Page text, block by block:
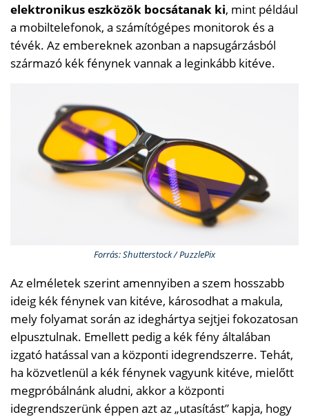
elektronikus eszközök bocsátanak ki, mint például
a mobiltelefonok, a számítógépes monitorok és a
tévék. Az embereknek azonban a napsugárzásból
származó kék fénynek vannak a leginkább kitéve.
Forrás: Shutterstock / PuzzlePix
Az elméletek szerint amennyiben a szem hosszabb
ideig kék fénynek van kitéve, károsodhat a makula,
mely folyamat során az ideghártya sejtjei fokozatosan
elpusztulnak. Emellett pedig a kék fény általában
izgató hatással van a központi idegrendszerre. Tehát,
ha közvetlenül a kék fénynek vagyunk kitéve, mielőtt
megpróbálnánk aludni, akkor a központi
idegrendszerünk éppen azt az „utasítást” kapja, hogy